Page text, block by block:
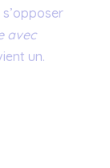
s’opposer
avec
un.